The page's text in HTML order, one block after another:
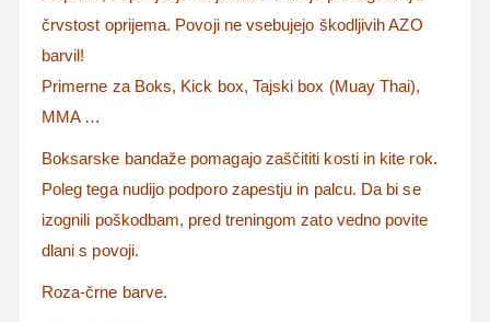
črvstost oprijema. Povoji ne vsebujejo škodljivih AZO
barvil!
Primerne za Boks, Kick box, Tajski box (Muay Thai),
MMA …
Boksarske bandaže pomagajo zaščititi kosti in kite rok.
Poleg tega nudijo podporo zapestju in palcu. Da bi se
izognili poškodbam, pred treningom zato vedno povite
dlani s povoji.
Roza-črne barve.